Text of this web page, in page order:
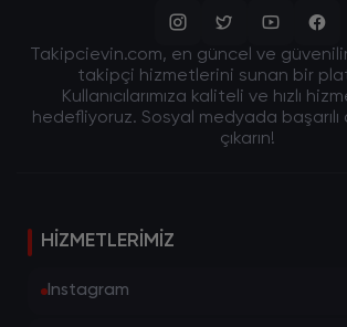
Takipcievin.com, en güncel ve
takipçi hizmetlerini sunan bir
Kullanıcılarımıza kaliteli ve hızlı
hedefliyoruz. Sosyal medyada başarılı
çıkarın!
HIZMETLERIMIZ
Instagram